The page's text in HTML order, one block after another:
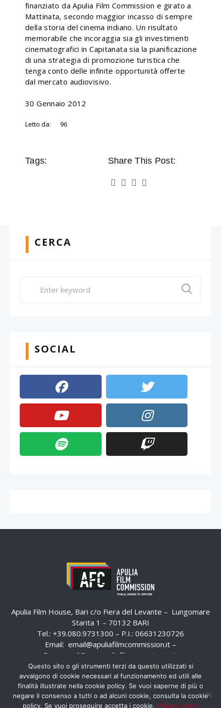
finanziato da Apulia Film Commission e girato a
Mattinata, secondo maggior incasso di sempre
della storia del cinema indiano. Un risultato
memorabile che incoraggia sia gli investimenti
cinematografici in Capitanata sia la pianificazione
di una strategia di promozione turistica che
tenga conto delle infinite opportunità offerte
dal mercato audiovisivo.
30 Gennaio 2012
Letto da: 96
Tags: Share This Post:
CERCA
SOCIAL
Apulia Film House, Bari c/o Fiera del Levante – Lungomare
Starita 1 – 70132 BARI
Tel.: +39.080.9731300 – P.I.: 06631230726
Email: email@apuliafilmcommission.it –
Pec:
email@pec.apuliafilmcommission.it
Questo sito o gli strumenti terzi da questo utilizzati si
avvalgono di cookie necessari al funzionamento ed utili alle
finalità illustrate nella cookie policy. Se vuoi saperne di più o
negare il consenso a tutti o ad alcuni cookie, consulta la cookie
policy. Se vuoi proseguire accetta i cookie. Privacy policy